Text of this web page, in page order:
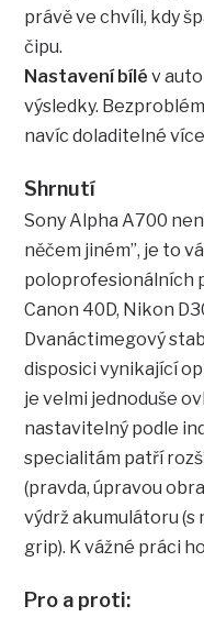
právě ve chvíli, kdy
čipu.
Nastavení bílé v
výsledky.
navíc doladitelné
Shrnutí
Sony Alpha A700
něčem jiném”, je to
poloprofesionálních
Canon 40D, Nikon
Dvanáctimegový
disposici vynikající
je velmi jednoduše
nastavitelný podle
specialitám patří
(pravda, úpravou
výdrž akumulátoru
grip). K vážné práci
Pro a proti: